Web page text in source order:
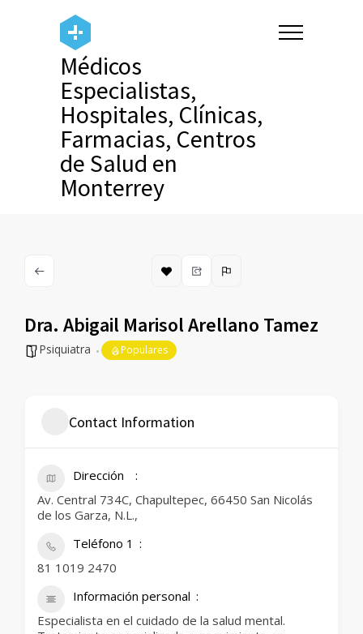
Médicos
Especialistas,
Hospitales, Clínicas,
Farmacias, Centros
de Salud en
Monterrey
Dra. Abigail Marisol Arellano Tamez
Psiquiatra Populares
Contact Information
Dirección
Av. Central 734C, Chapultepec, 66450 San Nicolás
de los Garza, N.L.,
Teléfono 1
81 1019 2470
Información personal
Especialista en el cuidado de la salud mental.